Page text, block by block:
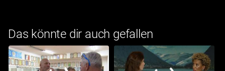
Das könnte dir auch gefallen